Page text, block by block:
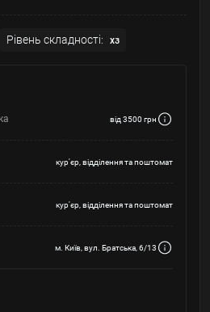
Рівень складності: хз
від 3500 грн
кур'єр, відділення та поштомат
кур'єр, відділення та поштомат
м. Київ, вул. Братська, 6/13